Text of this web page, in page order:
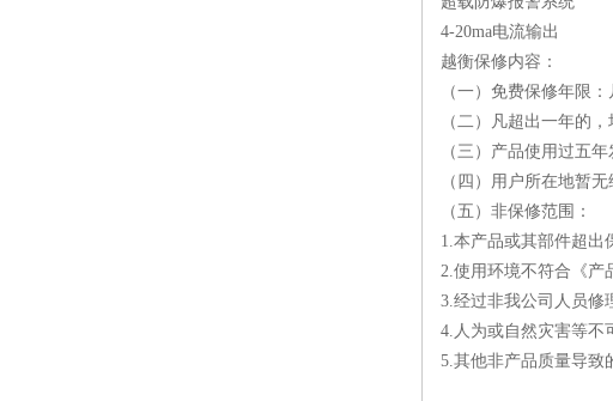
4-20ma电流输出
越衡保修内容：
（一）免费保修年限
（二）凡超出一年的
（三）产品使用过五
（四）用户所在地暂
（五）非保修范围：
1.本产品或其部件超出
2.使用环境不符合《产
3.经过非我公司人员修
4.人为或自然灾害等不
5.其他非产品质量导致